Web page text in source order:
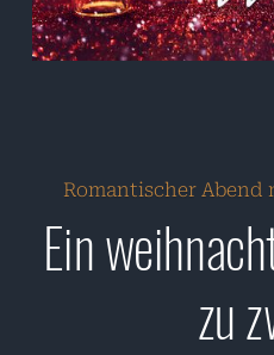
Romantischer Abend
Ein
zu